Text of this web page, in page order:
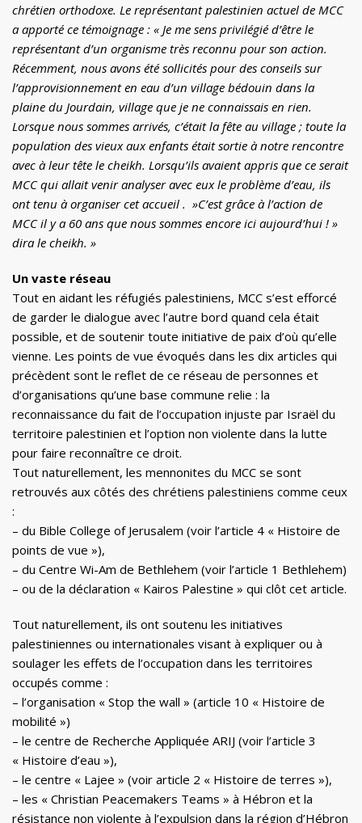
chrétien orthodoxe. Le représentant palestinien actuel de MCC
a apporté ce témoignage : « Je me sens privilégié d’être le
représentant d’un organisme très reconnu pour son action.
Récemment, nous avons été sollicités pour des conseils sur
l’approvisionnement en eau d’un village bédouin dans la
plaine du Jourdain, village que je ne connaissais en rien.
Lorsque nous sommes arrivés, c’était la fête au village ; toute la
population des vieux aux enfants était sortie à notre rencontre
avec à leur tête le cheikh. Lorsqu’ils avaient appris que ce serait
MCC qui allait venir analyser avec eux le problème d’eau, ils
ont tenu à organiser cet accueil . »C’est grâce à l’action de
MCC il y a 60 ans que nous sommes encore ici aujourd’hui ! »
dira le cheikh. »
Un vaste réseau
Tout en aidant les réfugiés palestiniens, MCC s’est efforcé
de garder le dialogue avec l’autre bord quand cela était
possible, et de soutenir toute initiative de paix d’où qu’elle
vienne. Les points de vue évoqués dans les dix articles qui
précèdent sont le reflet de ce réseau de personnes et
d’organisations qu’une base commune relie : la
reconnaissance du fait de l’occupation injuste par Israël du
territoire palestinien et l’option non violente dans la lutte
pour faire reconnaître ce droit.
Tout naturellement, les mennonites du MCC se sont
retrouvés aux côtés des chrétiens palestiniens comme ceux
:
– du Bible College of Jerusalem (voir l’article 4 « Histoire de
points de vue »),
– du Centre Wi-Am de Bethlehem (voir l’article 1 Bethlehem)
– ou de la déclaration « Kairos Palestine » qui clôt cet article.
Tout naturellement, ils ont soutenu les initiatives
palestiniennes ou internationales visant à expliquer ou à
soulager les effets de l’occupation dans les territoires
occupés comme :
– l’organisation « Stop the wall » (article 10 « Histoire de
mobilité »)
– le centre de Recherche Appliquée ARIJ (voir l’article 3
« Histoire d’eau »),
– le centre « Lajee » (voir article 2 « Histoire de terres »),
– les « Christian Peacemakers Teams » à Hébron et la
résistance non violente à l’expulsion dans la région d’Hébron